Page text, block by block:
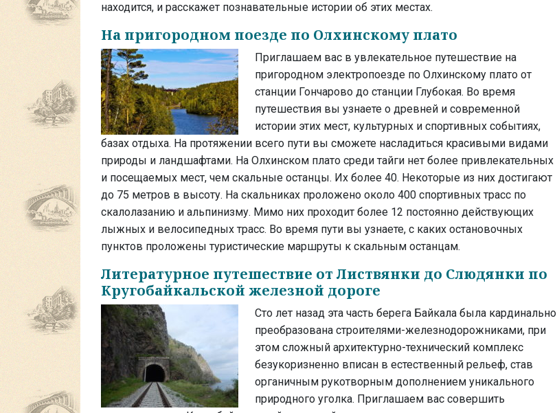
находится, и расскажет познавательные истории об этих местах.
На пригородном поезде по Олхинскому плато
Приглашаем вас в увлекательное путешествие на
пригородном электропоезде по Олхинскому плато от
станции Гончарово до станции Глубокая. Во время
путешествия вы узнаете о древней и современной
истории этих мест, культурных и спортивных событиях,
базах отдыха. На протяжении всего пути вы сможете насладиться красивыми видами
природы и ландшафтами. На Олхинском плато среди тайги нет более привлекательных
и посещаемых мест, чем скальные останцы. Их более 40. Некоторые из них достигают
до 75 метров в высоту. На скальниках проложено около 400 спортивных трасс по
скалолазанию и альпинизму. Мимо них проходит более 12 постоянно действующих
лыжных и велосипедных трасс. Во время пути вы узнаете, с каких остановочных
пунктов проложены туристические маршруты к скальным останцам.
Литературное путешествие от Листвянки до Слюдянки по
Кругобайкальской железной дороге
Сто лет назад эта часть берега Байкала была кардинально
преобразована строителями-железнодорожниками, при
этом сложный архитектурно-технический комплекс
безукоризненно вписан в естественный рельеф, став
органичным рукотворным дополнением уникального
природного уголка. Приглашаем вас совершить